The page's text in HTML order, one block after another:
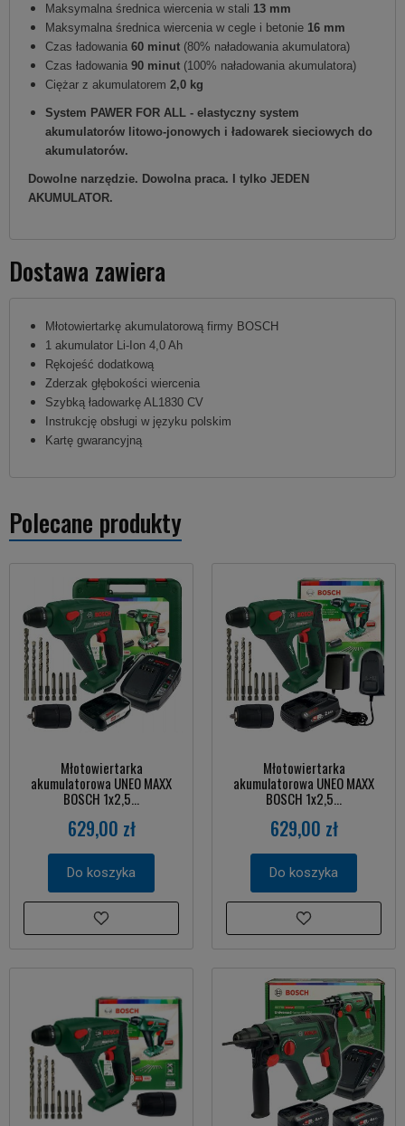
Maksymalna średnica wiercenia w stali 13 mm
Maksymalna średnica wiercenia w cegle i betonie 16 mm
Czas ładowania 60 minut (80% naładowania akumulatora)
Czas ładowania 90 minut (100% naładowania akumulatora)
Ciężar z akumulatorem 2,0 kg
System PAWER FOR ALL - elastyczny system
akumulatorów litowo-jonowych i ładowarek sieciowych do
akumulatorów.
Dowolne narzędzie. Dowolna praca. I tylko JEDEN
AKUMULATOR.
Dostawa zawiera
Młotowiertarkę akumulatorową firmy BOSCH
1 akumulator Li-Ion 4,0 Ah
Rękojeść dodatkową
Zderzak głębokości wiercenia
Szybką ładowarkę AL1830 CV
Instrukcję obsługi w języku polskim
Kartę gwarancyjną
Polecane produkty
Młotowiertarka
akumulatorowa UNEO MAXX
BOSCH 1x2,5...
629,00 zł
Do koszyka
Młotowiertarka
akumulatorowa UNEO MAXX
BOSCH 1x2,5...
629,00 zł
Do koszyka